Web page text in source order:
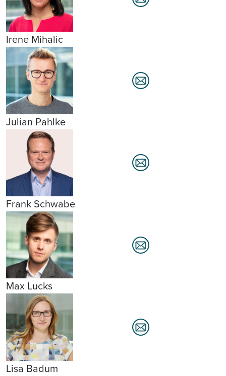
Irene Mihalic
Julian Pahlke
Frank Schwabe
Max Lucks
Lisa Badum